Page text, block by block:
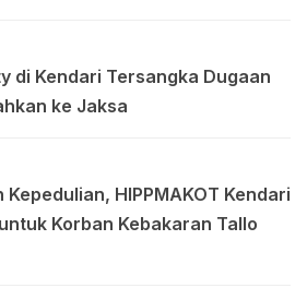
di Kendari Tersangka Dugaan
ke Jaksa
HIPPMAKOT Kendari
Korban Kebakaran Tallo